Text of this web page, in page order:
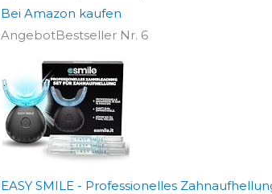
Bei Amazon kaufen
AngebotBestseller Nr. 6
EASY SMILE - Professionelles